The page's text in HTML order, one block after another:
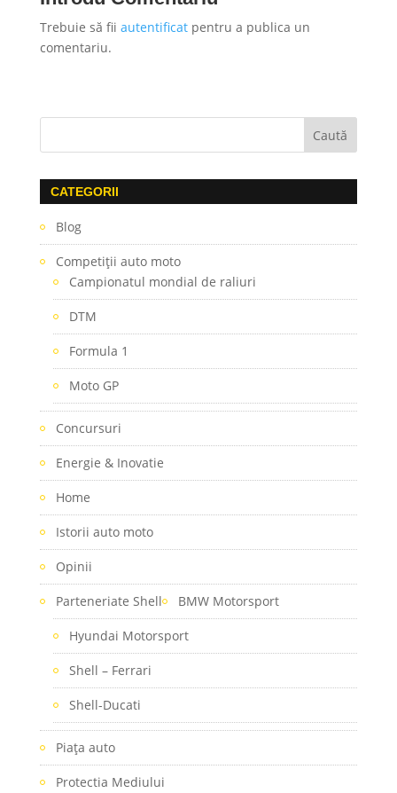
Trebuie să fii autentificatpentru a publica un
comentariu.
CATEGORII
Blog
Competiţii auto moto
Campionatul mondial de raliuri
DTM
Formula 1
Moto GP
Concursuri
Energie & Inovatie
Home
Istorii auto moto
Opinii
Parteneriate Shell BMW Motorsport
Hyundai Motorsport
Shell – Ferrari
Shell-Ducati
Piaţa auto
Protectia Mediului